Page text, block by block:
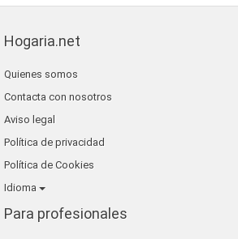
Hogaria.net
Quienes somos
Contacta con nosotros
Aviso legal
Política de privacidad
Política de Cookies
Idioma
Para profesionales